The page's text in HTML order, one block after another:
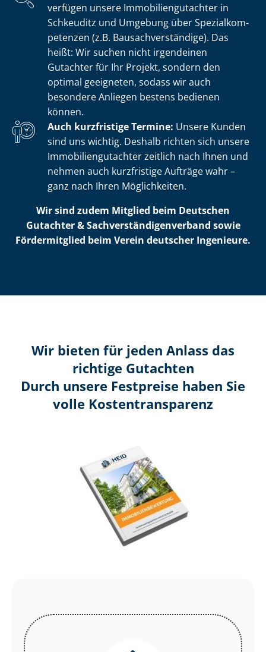
verfügen unsere Im­mo­bi­li­en­gut­ach­ter in
Schkeuditz und Umgebung über Spe­zi­al­kom­
pe­ten­zen (z.B. Bau­sach­ver­stän­di­ge). Das
heißt: Wir suchen nicht irgendeinen
Gutachter für Ihr Projekt, sondern den
optimal geeigneten, sodass wir auch
besondere Anliegen bestens bedienen
können.
Auch kurzfristige Termine: Unsere Kunden
sind uns wichtig. Deshalb richten sich unsere
Im­mo­bi­li­en­gut­ach­ter zeitlich nach Ihnen und
nehmen auch kurzfristige Aufträge wahr –
ganz nach Ihren Möglichkeiten.
Wir sind zudem Mitglied beim Deutschen
Gutachter & Sach­ver­stän­di­gen­ver­band sowie
Fördermitglied beim Verein deutscher Ingenieure.
Wir bieten für jeden Anlass das
richtige Gutachten
Durch unsere Festpreise haben Sie
volle Kosten­transparenz